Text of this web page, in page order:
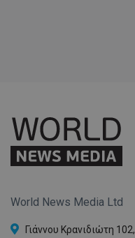
World News Media Ltd
Γιάννου Κρανιδιώτη 102,